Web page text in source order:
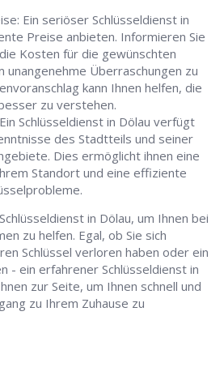
Ein seriöser Schlüsseldienst in
Preise anbieten. Informieren Sie
Kosten für die gewünschten
unangenehme Überraschungen zu
kann Ihnen helfen, die
zu verstehen.
Schlüsseldienst in Dölau verfügt
des Stadtteils und seiner
Dies ermöglicht ihnen eine
Standort und eine effiziente
in Dölau, um Ihnen bei
zu helfen. Egal, ob Sie sich
Schlüssel verloren haben oder ein
- ein erfahrener Schlüsseldienst in
zur Seite, um Ihnen schnell und
zu Ihrem Zuhause zu